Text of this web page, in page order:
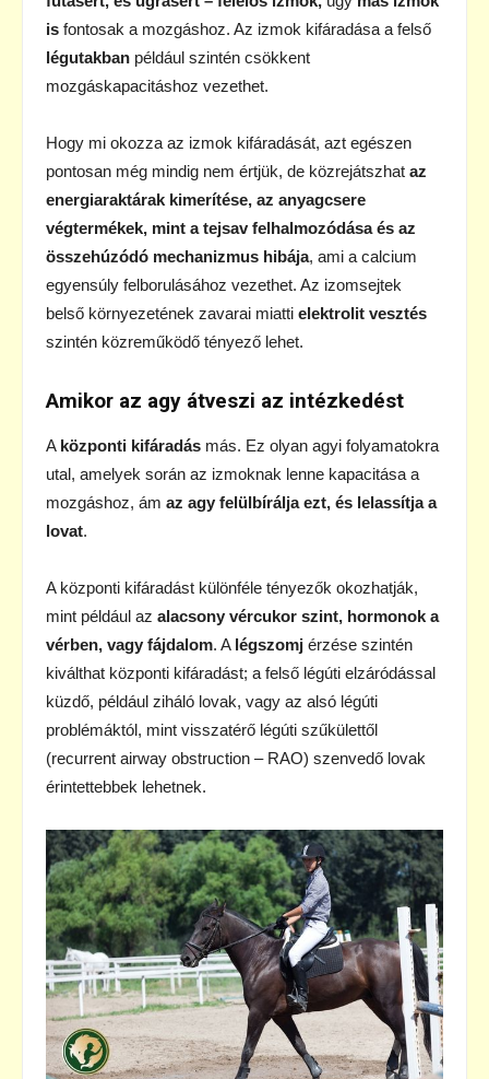
is fontosak a mozgáshoz. Az izmok kifáradása a felső
légutakban például szintén csökkent
mozgáskapacitáshoz vezethet.
Hogy mi okozza az izmok kifáradását, azt egészen
pontosan még mindig nem értjük, de közrejátszhat az
energiaraktárak kimerítése, az anyagcsere
végtermékek, mint a tejsav felhalmozódása és az
összehúzódó mechanizmus hibája, ami a calcium
egyensúly felborulásához vezethet. Az izomsejtek
belső környezetének zavarai miatti elektrolit vesztés
szintén közreműködő tényező lehet.
Amikor az agy átveszi az intézkedést
A központi kifáradás más. Ez olyan agyi folyamatokra
utal, amelyek során az izmoknak lenne kapacitása a
mozgáshoz, ám az agy felülbírálja ezt, és lelassítja a
lovat.
A központi kifáradást különféle tényezők okozhatják,
mint például az alacsony vércukor szint, hormonok a
vérben, vagy fájdalom. A légszomj érzése szintén
kiválthat központi kifáradást; a felső légúti elzáródással
küzdő, például ziháló lovak, vagy az alsó légúti
problémáktól, mint visszatérő légúti szűkülettől
(recurrent airway obstruction – RAO) szenvedő lovak
érintettebbek lehetnek.